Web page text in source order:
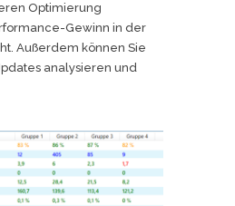
Optimierung
Gewinn in der
Außerdem können Sie
analysieren und